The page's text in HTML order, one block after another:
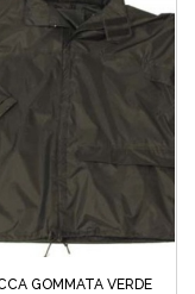
GOMMATA VERDE